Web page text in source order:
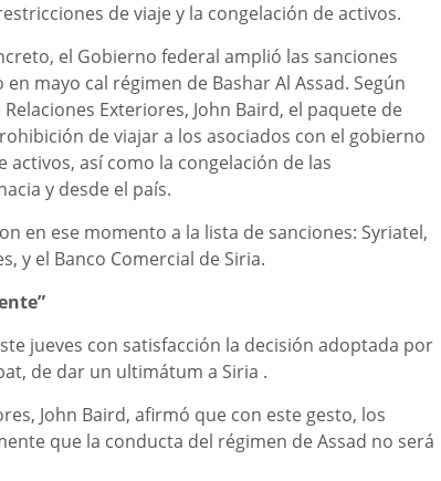
de viaje y la congelación de activos.
el Gobierno federal amplió las sanciones
mayo cal régimen de Bashar Al Assad. Según
Exteriores, John Baird, el paquete de
de viajar a los asociados con el gobierno
activos, así como la congelación de las
y desde el país.
en ese momento a la lista de sanciones: Syriatel,
y el Banco Comercial de Siria.
jueves con satisfacción la decisión adoptada por
de dar un ultimátum a Siria .
John Baird, afirmó que con este gesto, los
que la conducta del régimen de Assad no será